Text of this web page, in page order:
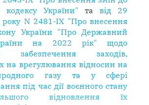
кодексу України" тавід 29
N 2481-IX "Про внесення
України "Про Державний
на 2022 рік" щодо
забезпечення заходів,
на врегулювання відносин на
газу та у сфері
під час дії воєнного стану
відновлення їх